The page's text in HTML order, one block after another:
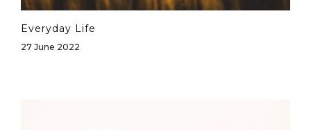
Everyday Life
27 June 2022